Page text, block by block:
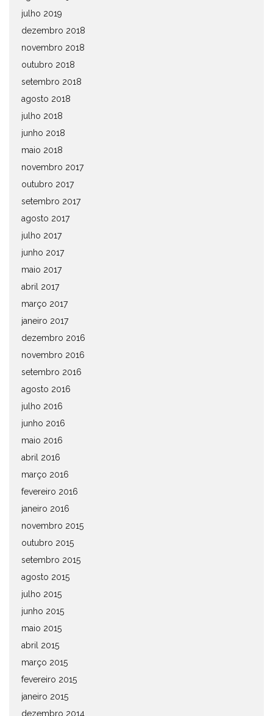
julho 2019
dezembro 2018
novembro 2018
outubro 2018
setembro 2018
agosto 2018
julho 2018
junho 2018
maio 2018
novembro 2017
outubro 2017
setembro 2017
agosto 2017
julho 2017
junho 2017
maio 2017
abril 2017
março 2017
janeiro 2017
dezembro 2016
novembro 2016
setembro 2016
agosto 2016
julho 2016
junho 2016
maio 2016
abril 2016
março 2016
fevereiro 2016
janeiro 2016
novembro 2015
outubro 2015
setembro 2015
agosto 2015
julho 2015
junho 2015
maio 2015
abril 2015
março 2015
fevereiro 2015
janeiro 2015
dezembro 2014